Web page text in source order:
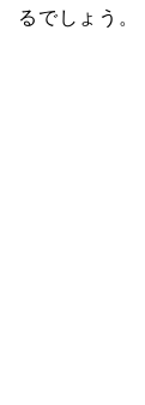
るでしょう。